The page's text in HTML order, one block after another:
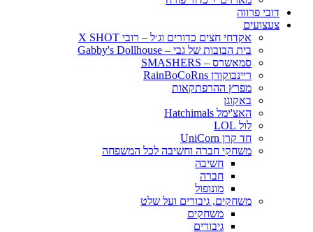
דובי פרווה
צעצועים
אקדחי חצים כדורים וג׳ל – רובי X SHOT
בית הבובות של גבי – Gabby's Dollhouse
סמאשרס – SMASHERS
ריינבוקורן RainBoCoRns
מפרץ ההרפתקאות
באקוגן
האצ'ימל Hatchimals
לול LOL
חד קרן UniCorn
משחקי חברה וחשיבה לכל המשפחה
חשיבה
חברה
מונופול
משחקים, גיבורים ועל שלט
משחקים
גיבורים